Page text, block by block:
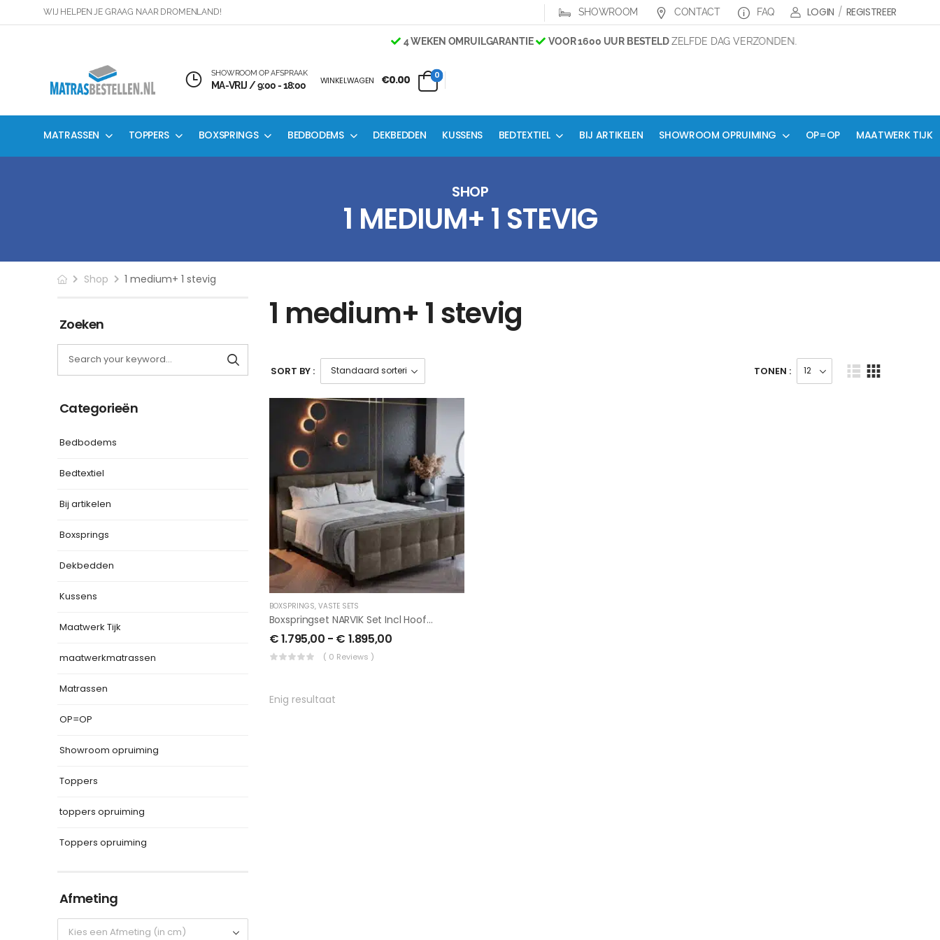
WIJ HELPEN JE GRAAG NAAR DROMENLAND! SHOWROOM CONTACT FAQ LOGIN / REGISTREER
4 WEKEN OMRUILGARANTIE VOOR 1600 UUR BESTELDZELFDE DAG VERZONDEN.
SHOWROOM OP AFSPRAAK
MA-VRIJ / 9:00 - 18:00 WINKELWAGEN €0.00 0
MATRASSEN TOPPERS BOXSPRINGS BEDBODEMS DEKBEDDEN KUSSENS BEDTEXTIEL BIJ ARTIKELEN SHOWROOM OPRUIMING OP=OP MAATWERK TIJK
SHOP
1 MEDIUM+ 1 STEVIG
Shop 1 medium+ 1 stevig
Zoeken
Categorieën
Bedbodems
Bedtextiel
Bij artikelen
Boxsprings
Dekbedden
Kussens
Maatwerk Tijk
maatwerkmatrassen
Matrassen
OP=OP
Showroom opruiming
Toppers
toppers opruiming
Toppers opruiming
Afmeting
1 medium+ 1 stevig
SORT BY : TONEN :
BOXSPRINGS, VASTE SETS
Boxspringset NARVIK Set Incl Hoofd En Voetbord
€1.795,00 - € 1.895,00
( 0 Reviews )
Enig resultaat